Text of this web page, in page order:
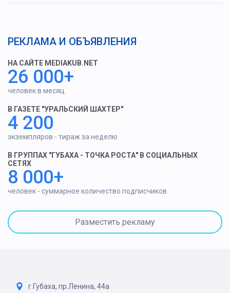
РЕКЛАМА И ОБЪЯВЛЕНИЯ
НА САЙТЕ MEDIAKUB.NET
26 000+
человек в месяц
В ГАЗЕТЕ "УРАЛЬСКИЙ ШАХТЕР"
4 200
экземпляров - тираж за неделю
В ГРУППАХ "ГУБАХА - ТОЧКА РОСТА" В СОЦИАЛЬНЫХ
СЕТЯХ
8 000+
человек - суммарное количество подписчиков
Разместить рекламу
г.Губаха, пр.Ленина, 44а